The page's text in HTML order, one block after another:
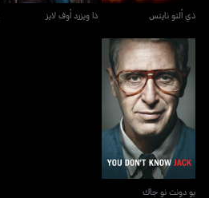
ذي ألتو نايتس ذا ويزرد أوف لايز
يو دونت نو جاك
يو دونت نو جاك